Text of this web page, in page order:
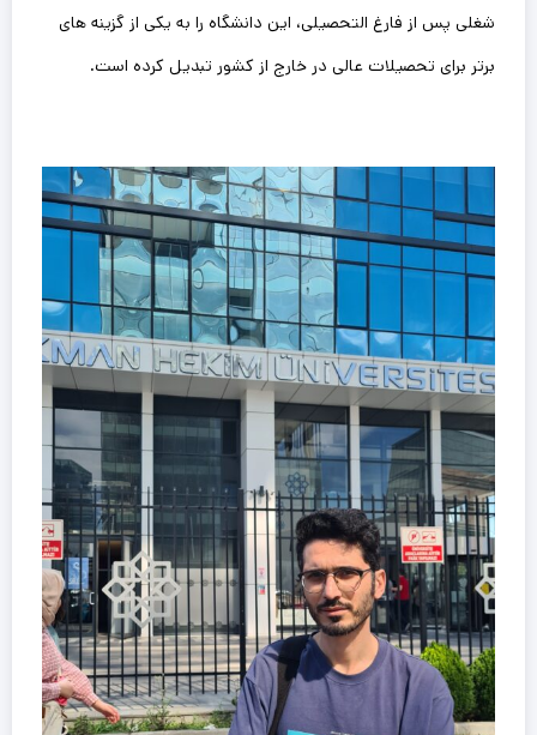
شغلی پس از فارغ التحصیلی، این دانشگاه را به یکی از گزینه‌ های
برتر برای تحصیلات عالی در خارج از کشور تبدیل کرده است.